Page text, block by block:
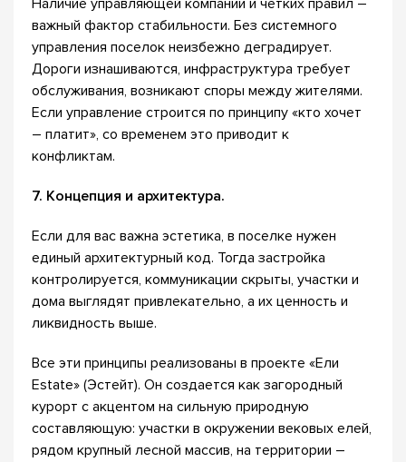
Наличие управляющей компании и четких правил –
важный фактор стабильности. Без системного
управления поселок неизбежно деградирует.
Дороги изнашиваются, инфраструктура требует
обслуживания, возникают споры между жителями.
Если управление строится по принципу «кто хочет
– платит», со временем это приводит к
конфликтам.
7. Концепция и архитектура.
Если для вас важна эстетика, в поселке нужен
единый архитектурный код. Тогда застройка
контролируется, коммуникации скрыты, участки и
дома выглядят привлекательно, а их ценность и
ликвидность выше.
Все эти принципы реализованы в проекте «Ели
Estate» (Эстейт). Он создается как загородный
курорт с акцентом на сильную природную
составляющую: участки в окружении вековых елей,
рядом крупный лесной массив, на территории –